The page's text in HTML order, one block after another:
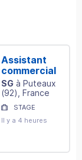
Assistant
commercial
SG à Puteaux
(92) , France
STAGE
Il y a 4 heures